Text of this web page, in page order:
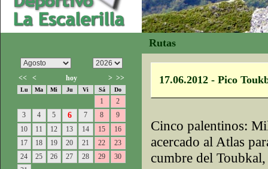
Rutas
<< < hoy > >>
Lu Ma Mi Ju Vi Sá Do
1
2
3
4 5 6 7 8
9
10
11 12 13 14 15
16
17
18 19 20 21 22
23
24
25 26 27 28 29
30
17.06.2012 - Pico
Cinco palentinos:
acercado al Atlas
cumbre del